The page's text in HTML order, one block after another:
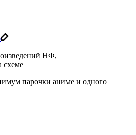
НФ,
схеме
парочки аниме и одного